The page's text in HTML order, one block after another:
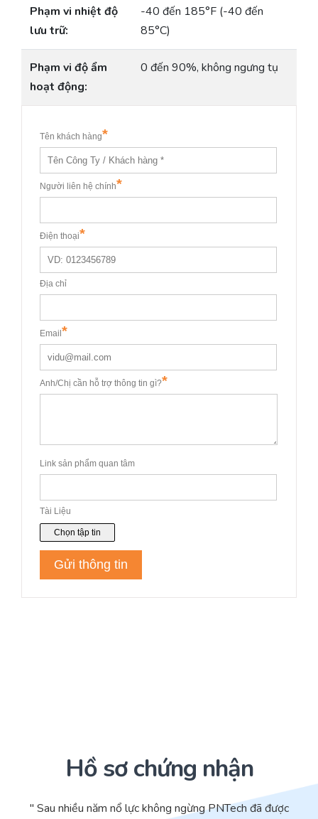
Phạm vi nhiệt độ
lưu trữ:
-40 đến 185°F (-40 đến
85°C)
Phạm vi độ ẩm
hoạt động:
0 đến 90%, không ngưng tụ
Hồ sơ chứng nhận
" Sau nhiều năm nổ lực không ngừng PNTech đã được